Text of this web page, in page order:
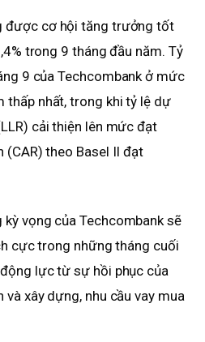
được cơ hội tăng trưởng tốt
trong 9 tháng đầu năm. Tỷ
9 của Techcombank ở mức
thấp nhất, trong khi tỷ lệ dự
cải thiện lên mức đạt
(CAR) theo Basel II đạt
kỳ vọng của Techcombank sẽ
cực trong những tháng cuối
lực từ sự hồi phục của
xây dựng, nhu cầu vay mua